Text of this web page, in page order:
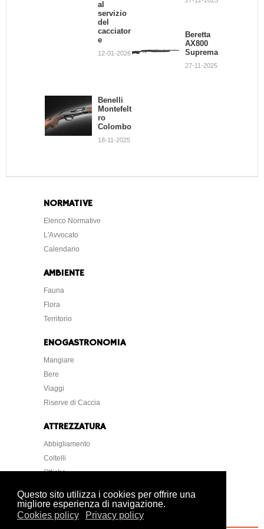
Questo sito utilizza i cookies per offrire una
migliore esperienza di navigazione.
Cookies policy
Privacy policy
al
servizio
del
cacciator
e
12-01-2026
Beretta
AX800
Suprema
27-11-2025
Benelli
Montefelt
ro
Colombo
18-11-2025
ni
metallich
e II parte
03-06-2019
La
ricarica
casaling
a delle
ni
03-06-2019
NORMATIVE
Elenco Normative
L'Avvocato
Calendario
AMBIENTE
Fauna
Flora
Territorio
ENOGASTRONOMIA
Mangiare
Bere
Viaggi
Riserve di Caccia
ATTREZZATURA
Abbigliamento
Coltelli
Ottiche